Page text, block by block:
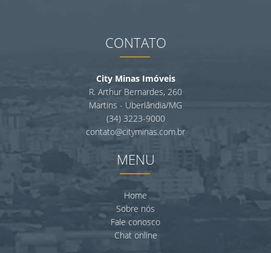
CONTATO
City Minas Imóveis
R. Arthur Bernardes, 260
Martins - Uberlândia/MG
(34) 3223-9000
contato@cityminas.com.br
MENU
Home
Sobre nós
Fale conosco
Chat online